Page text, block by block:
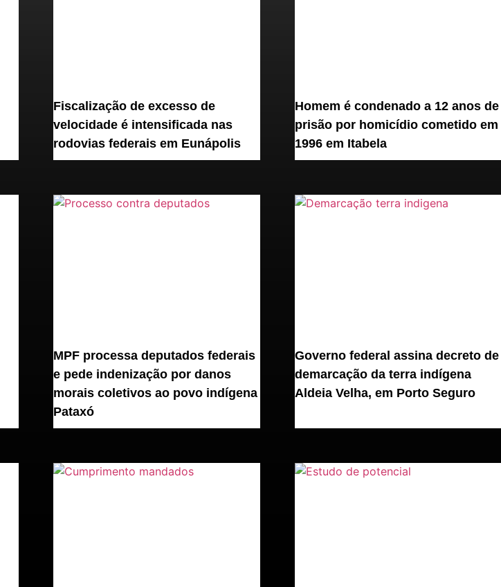
Fiscalização de excesso de
velocidade é intensificada nas
rodovias federais em Eunápolis
Homem é condenado a 12 anos de
prisão por homicídio cometido em
1996 em Itabela
MPF processa deputados federais
e pede indenização por danos
morais coletivos ao povo indígena
Pataxó
Governo federal assina decreto de
demarcação da terra indígena
Aldeia Velha, em Porto Seguro